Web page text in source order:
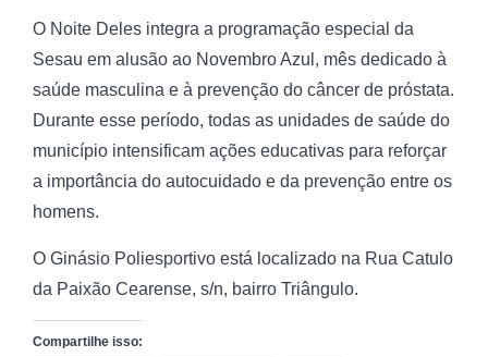
O Noite Deles integra a programação especial da
Sesau em alusão ao Novembro Azul, mês dedicado à
saúde masculina e à prevenção do câncer de próstata.
Durante esse período, todas as unidades de saúde do
município intensificam ações educativas para reforçar
a importância do autocuidado e da prevenção entre os
homens.
O Ginásio Poliesportivo está localizado na Rua Catulo
da Paixão Cearense, s/n, bairro Triângulo.
Compartilhe isso: